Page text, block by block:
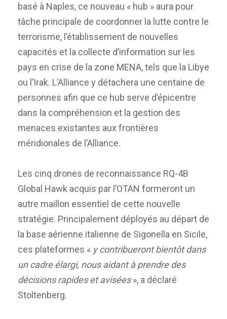
basé à Naples, ce nouveau « hub » aura pour
tâche principale de coordonner la lutte contre le
terrorisme, l’établissement de nouvelles
capacités et la collecte d’information sur les
pays en crise de la zone MENA, tels que la Libye
ou l’Irak. L’Alliance y détachera une centaine de
personnes afin que ce hub serve d’épicentre
dans la compréhension et la gestion des
menaces existantes aux frontières
méridionales de l’Alliance.
Les cinq drones de reconnaissance RQ-4B
Global Hawk acquis par l’OTAN formeront un
autre maillon essentiel de cette nouvelle
stratégie. Principalement déployés au départ de
la base aérienne italienne de Sigonella en Sicile,
ces plateformes « y contribueront bientôt dans
un cadre élargi, nous aidant à prendre des
décisions rapides et avisées», a déclaré
Stoltenberg.